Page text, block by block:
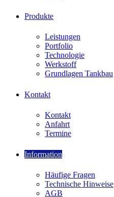
Produkte
Leistungen
Portfolio
Technologie
Werkstoff
Grundlagen Tankbau
Kontakt
Kontakt
Anfahrt
Termine
Information
Häufige Fragen
Technische Hinweise
AGB